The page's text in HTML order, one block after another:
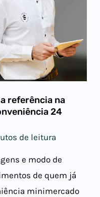
referência na
24
de leitura
e modo de
de quem já
minimercado